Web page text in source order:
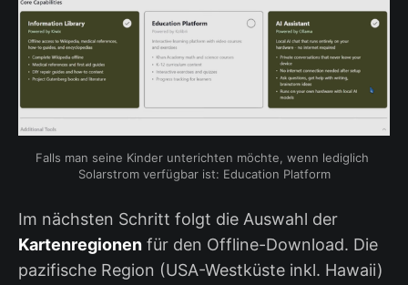
Falls man seine Kinder unterichten möchte, wenn lediglich
Solarstrom verfügbar ist: Education Platform
Im nächsten Schritt folgt die Auswahl der
Kartenregionen für den Offline-Download. Die
pazifische Region (USA-Westküste inkl. Hawaii)